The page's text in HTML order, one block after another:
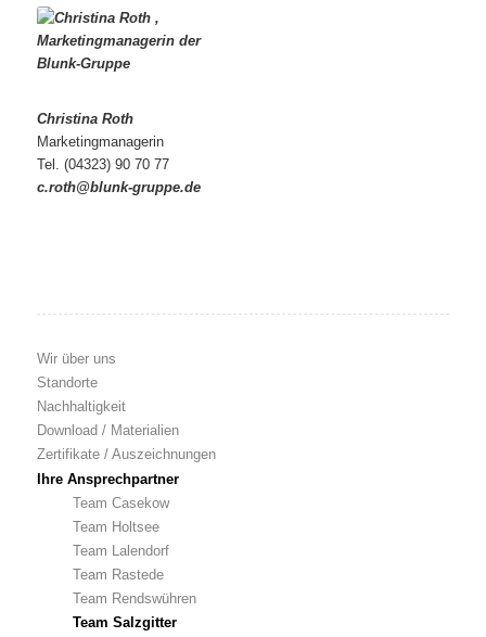
Christina Roth
Marketingmanagerin
Tel. (04323) 90 70 77
c.roth@blunk-gruppe.de
Wir über uns
Standorte
Nachhaltigkeit
Download / Materialien
Zertifikate / Auszeichnungen
Ihre Ansprechpartner
Team Casekow
Team Holtsee
Team Lalendorf
Team Rastede
Team Rendswühren
Team Salzgitter